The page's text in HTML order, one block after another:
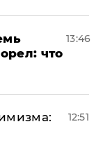
что
13:46
12:51